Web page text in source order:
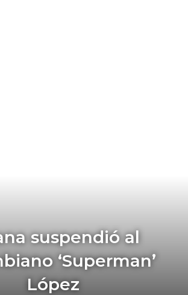
suspendió al
‘Superman’
López